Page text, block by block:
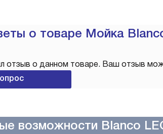
о товаре Мойка
отзыв о данном товаре. Ваш отзыв
возможности Blanco